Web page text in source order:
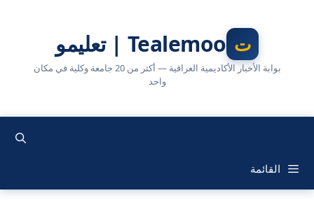
Tealemoo | تعليمو
بوابة الأخبار الأكاديمية العراقية — أكثر من 20 جامعة وكلية في مكان
واحد
القائمة